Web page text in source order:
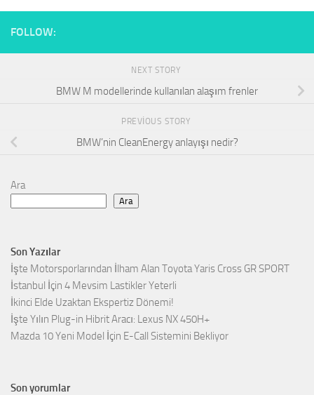
FOLLOW:
NEXT STORY
BMW M modellerinde kullanılan alaşım frenler
PREVIOUS STORY
BMW’nin CleanEnergy anlayışı nedir?
Ara
Ara
Son Yazılar
İşte Motorsporlarından İlham Alan Toyota Yaris Cross GR SPORT
İstanbul İçin 4 Mevsim Lastikler Yeterli
İkinci Elde Uzaktan Ekspertiz Dönemi!
İşte Yılın Plug-in Hibrit Aracı: Lexus NX 450H+
Mazda 10 Yeni Model İçin E-Call Sistemini Bekliyor
Son yorumlar